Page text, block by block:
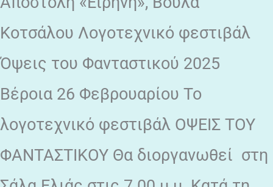
Κοτσάλου Λογοτεχνικό φεστιβάλ
Όψεις του Φανταστικού 2025
Βέροια 26 Φεβρουαρίου Το
λογοτεχνικό φεστιβάλ ΟΨΕΙΣ ΤΟΥ
ΦΑΝΤΑΣΤΙΚΟΥ Θα διοργανωθεί στη